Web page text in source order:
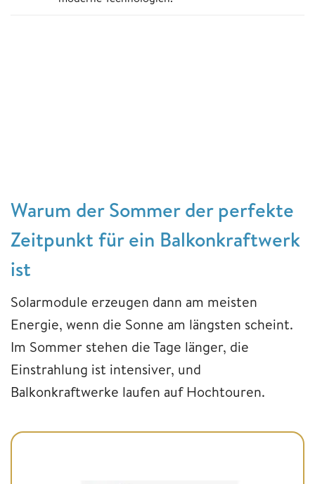
Warum der Sommer der perfekte
Zeitpunkt für ein Balkonkraftwerk
ist
Solarmodule erzeugen dann am meisten
Energie, wenn die Sonne am längsten scheint.
Im Sommer stehen die Tage länger, die
Einstrahlung ist intensiver, und
Balkonkraftwerke laufen auf Hochtouren.